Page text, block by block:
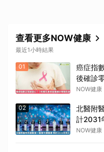
查看更多NOW健康
最近1小時結果
01
癌症指
後確診
NOW健康
02
北醫附
計2031
NOW健康